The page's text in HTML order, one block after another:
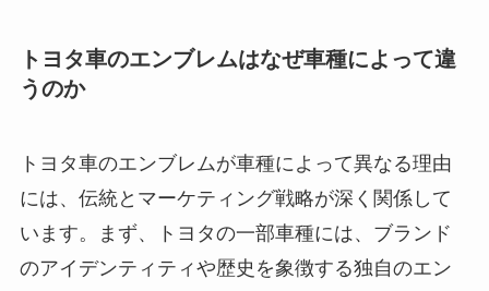
トヨタ車のエンブレムはなぜ車種によって違
うのか
トヨタ車のエンブレムが車種によって異なる理由
には、伝統とマーケティング戦略が深く関係して
います。まず、トヨタの一部車種には、ブランド
のアイデンティティや歴史を象徴する独自のエン